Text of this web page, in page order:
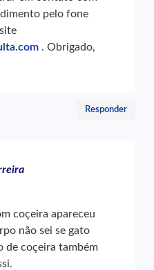
pelo fone
. Obrigado,
Responder
coçeira apareceu
não sei se gato
de coçeira também